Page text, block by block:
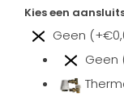
Kies een
Geen
Geen